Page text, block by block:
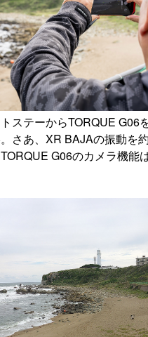
ステーからTORQUE G06
さあ、XR BAJAの振動を
G06のカメラ機能